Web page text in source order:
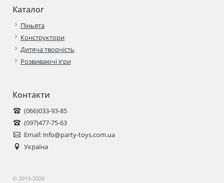
Каталог
Піньята
Конструктори
Дитяча творчість
Розвиваючі ігри
Контакти
(066)033-93-85
(097)477-75-63
Email: info@party-toys.com.ua
Україна
© 2019-2026